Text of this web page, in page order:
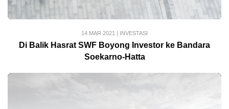
14 MAR 2021 | INVESTASI
Di Balik Hasrat SWF Boyong Investor ke Bandara
Soekarno-Hatta